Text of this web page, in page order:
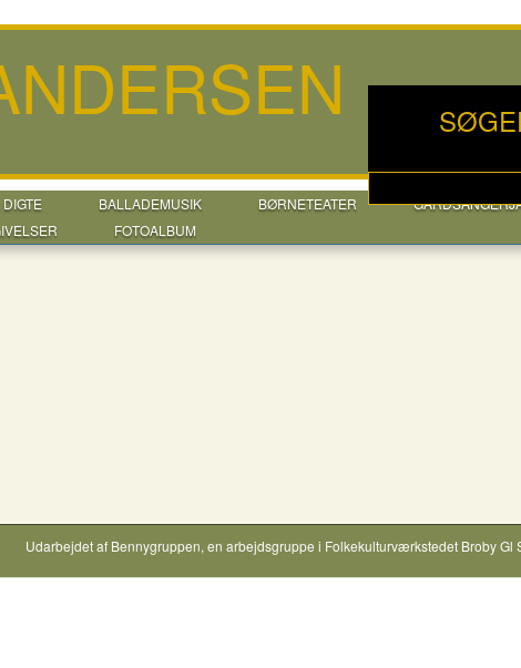
BALLADEMUSIK BØRNETEATER
FOTOALBUM
Udarbejdet af Bennygruppen, en arbejdsgruppe i Folkekulturværkstedet Broby Gl